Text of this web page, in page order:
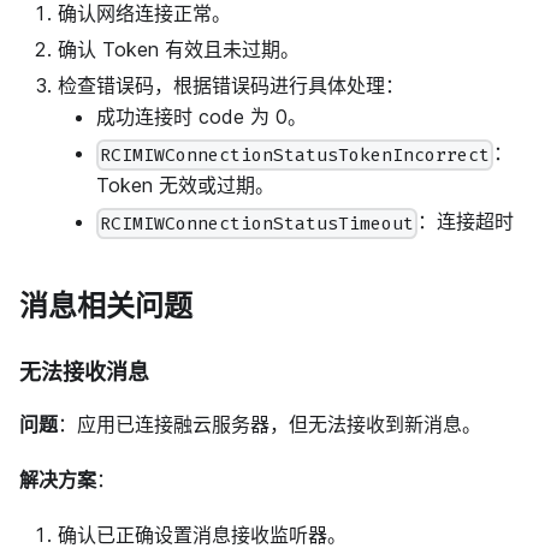
确认网络连接正常。
确认 Token 有效且未过期。
检查错误码，根据错误码进行具体处理：
成功连接时 code 为 0。
RCIMIWConnectionStatusTokenIncorrect ：
Token 无效或过期。
RCIMIWConnectionStatusTimeout ：连接超时
消息相关问题
无法接收消息
问题：应用已连接融云服务器，但无法接收到新消息。
解决方案：
确认已正确设置消息接收监听器。